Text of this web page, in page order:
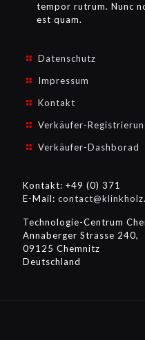
tempor rutrum. Nunc
est quam.
Datenschutz
Impressum
Kontakt
Verkäufer-
Verkäufer-Dashborad
Kontakt: +49 (0) 371
E-Mail:
Technologie-Centrum
Annaberger Strasse 240,
09125 Chemnitz
Deutschland